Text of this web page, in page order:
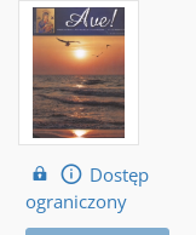
Dostęp
ograniczony